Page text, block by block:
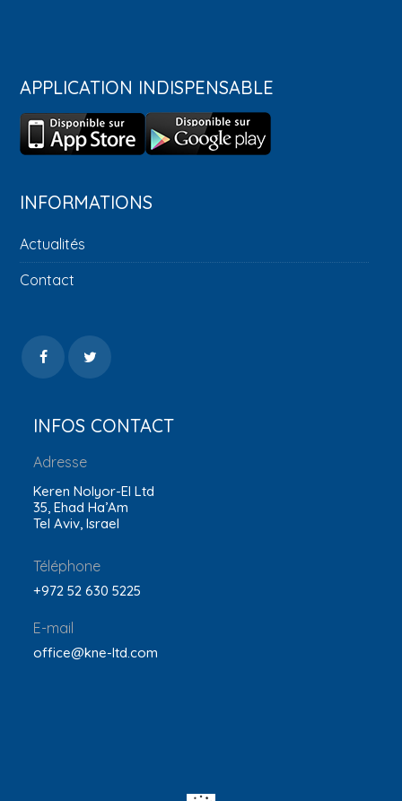
APPLICATION INDISPENSABLE
INFORMATIONS
Actualités
Contact
INFOS CONTACT
Adresse
Keren Nolyor-El Ltd
35, Ehad Ha’Am
Tel Aviv, Israel
Téléphone
+972 52 630 5225
E-mail
office@kne-ltd.com